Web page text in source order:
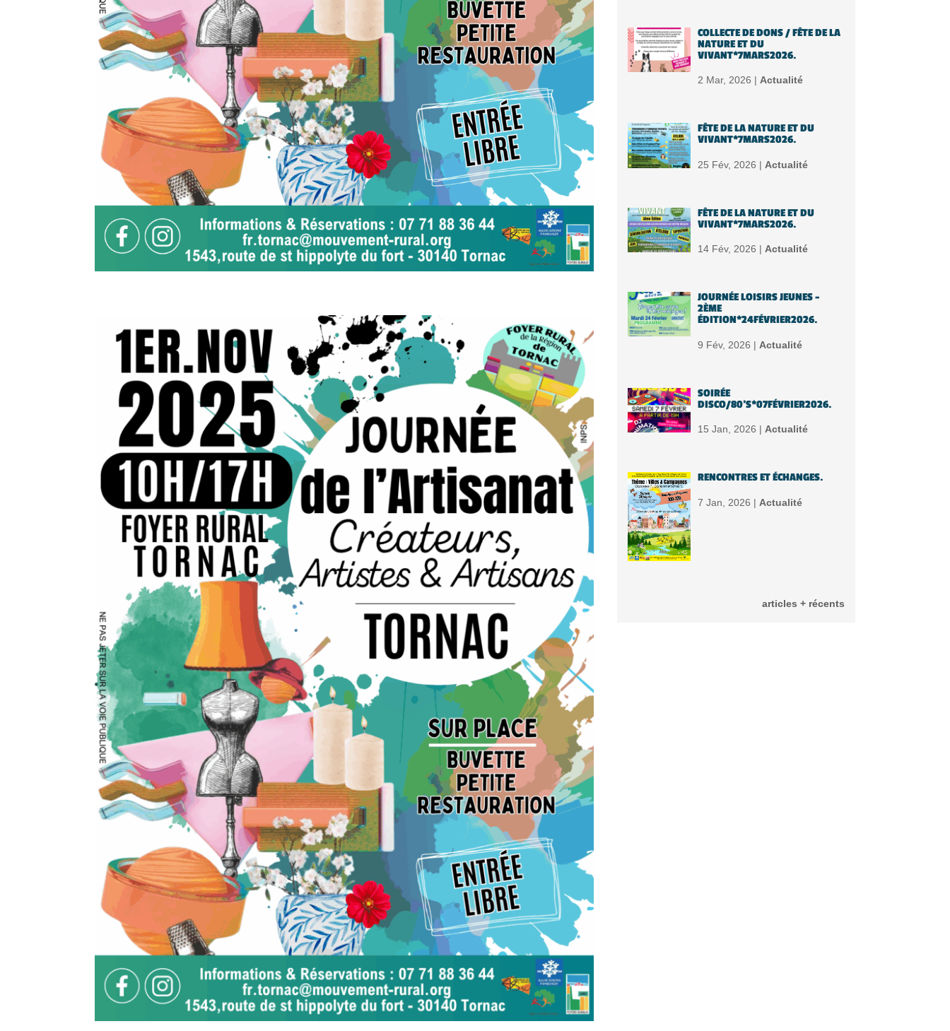
COLLECTE DE DONS / FÊTE DE LA
NATURE ET DU
VIVANT*7MARS2026.
2 Mar, 2026 | Actualité
FÊTE DE LA NATURE ET DU
VIVANT*7MARS2026.
25 Fév, 2026 | Actualité
FÊTE DE LA NATURE ET DU
VIVANT*7MARS2026.
14 Fév, 2026 | Actualité
JOURNÉE LOISIRS JEUNES –
2ÈME
ÉDITION*24FÉVRIER2026.
9 Fév, 2026 | Actualité
SOIRÉE
DISCO/80’S*07FÉVRIER2026.
15 Jan, 2026 | Actualité
RENCONTRES ET ÉCHANGES.
7 Jan, 2026 | Actualité
articles + récents